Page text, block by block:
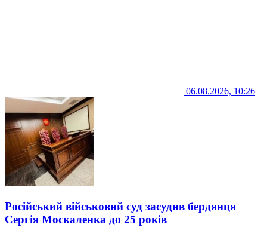
06.08.2026, 10:26
Російський військовий суд засудив бердянця
Сергія Москаленка до 25 років